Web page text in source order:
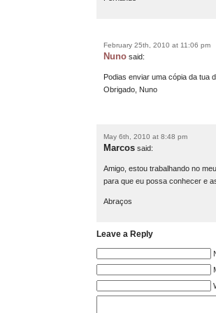
February 25th, 2010 at 11:06 pm
Nunosaid:
Podias enviar uma cópia da tua
Obrigado, Nuno
May 6th, 2010 at 8:48 pm
Marcossaid:
Amigo, estou trabalhando no
para que eu possa conhecer e
Abraços
Leave a Reply